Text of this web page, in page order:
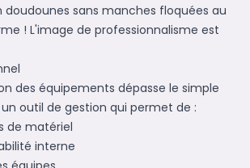
sans manches floquées au
! L'image de professionnalisme est
des équipements dépasse le simple
outil de gestion qui permet de :
de matériel
interne